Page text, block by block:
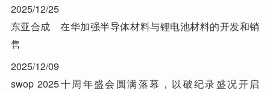
2025/12/25
东亚合成 在华加强半导体材料与锂电池材料的开发和销
售
2025/12/09
swop 2025十周年盛会圆满落幕，以破纪录盛况开启